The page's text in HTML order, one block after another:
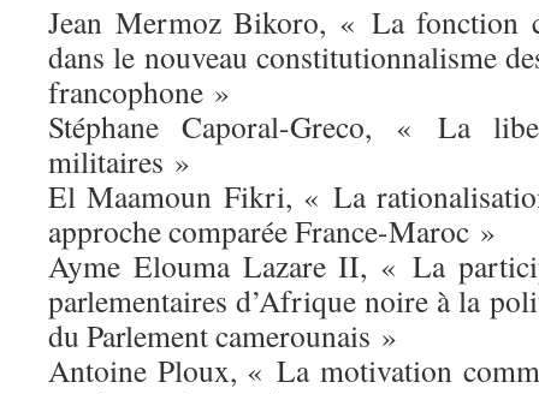
Jean Mermoz Bikoro, « La fonction
dans le nouveau constitutionnalisme
francophone »
Stéphane Caporal-Greco, « La
militaires »
El Maamoun Fikri, « La
approche comparée France-Maroc »
Ayme Elouma Lazare II, « La
parlementaires d’Afrique noire à la
du Parlement camerounais »
Antoine Ploux, « La motivation